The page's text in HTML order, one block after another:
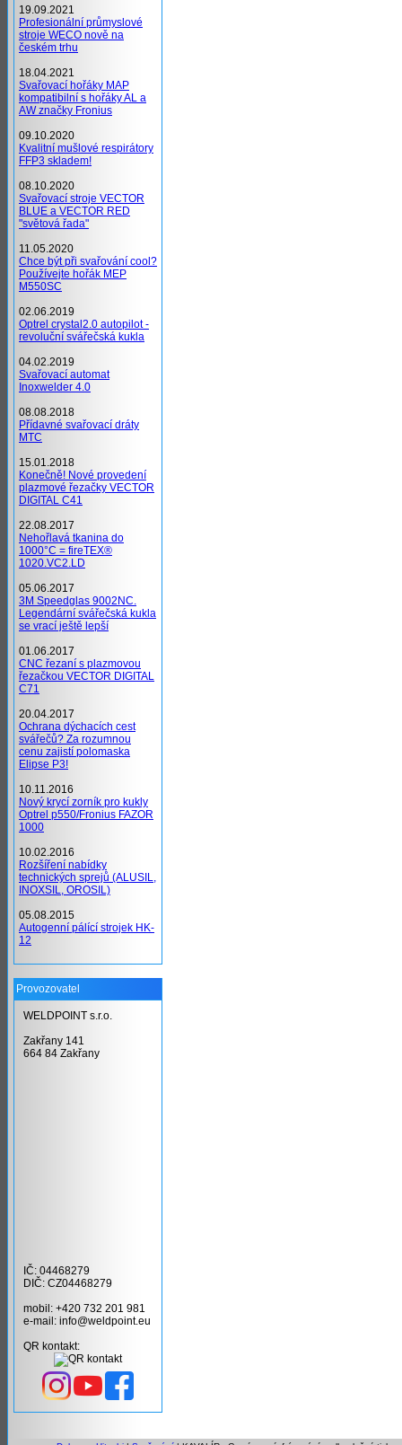
19.09.2021
Profesionální průmyslové
stroje WECO nově na
českém trhu
18.04.2021
Svařovací hořáky MAP
kompatibilní s hořáky AL a
AW značky Fronius
09.10.2020
Kvalitní mušlové respirátory
FFP3 skladem!
08.10.2020
Svařovací stroje VECTOR
BLUE a VECTOR RED
"světová řada"
11.05.2020
Chce být při svařování cool?
Používejte hořák MEP
M550SC
02.06.2019
Optrel crystal2.0 autopilot -
revoluční svářečská kukla
04.02.2019
Svařovací automat
Inoxwelder 4.0
08.08.2018
Přídavné svařovací dráty
MTC
15.01.2018
Konečně! Nové provedení
plazmové řezačky VECTOR
DIGITAL C41
22.08.2017
Nehořlavá tkanina do
1000°C = fireTEX®
1020.VC2.LD
05.06.2017
3M Speedglas 9002NC.
Legendární svářečská kukla
se vrací ještě lepší
01.06.2017
CNC řezaní s plazmovou
řezačkou VECTOR DIGITAL
C71
20.04.2017
Ochrana dýchacích cest
svářečů? Za rozumnou
cenu zajistí polomaska
Elipse P3!
10.11.2016
Nový krycí zorník pro kukly
Optrel p550/Fronius FAZOR
1000
10.02.2016
Rozšíření nabídky
technických sprejů (ALUSIL,
INOXSIL, OROSIL)
05.08.2015
Autogenní pálící strojek HK-
12
Provozovatel
WELDPOINT s.r.o.
Zakřany 141
664 84 Zakřany
IČ: 04468279
DIČ: CZ04468279
mobil: +420 732 201 981
e-mail: info@weldpoint.eu
QR kontakt: